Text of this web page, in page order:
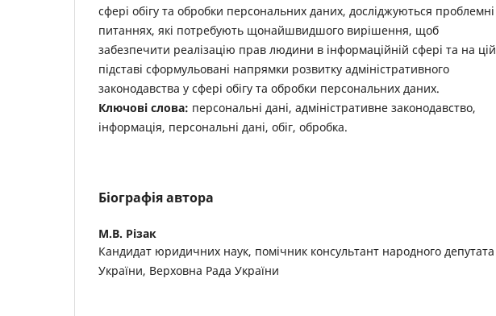
сфері обігу та обробки персональних даних, досліджуються проблемні
питаннях, які потребують щонайшвидшого вирішення, щоб
забезпечити реалізацію прав людини в інформаційній сфері та на цій
підставі сформульовані напрямки розвитку адміністративного
законодавства у сфері обігу та обробки персональних даних.
Ключові слова: персональні дані, адміністративне законодавство,
інформація, персональні дані, обіг, обробка.
Біографія автора
М.В. Різак
Кандидат юридичних наук, помічник консультант народного депутата
України, Верховна Рада України